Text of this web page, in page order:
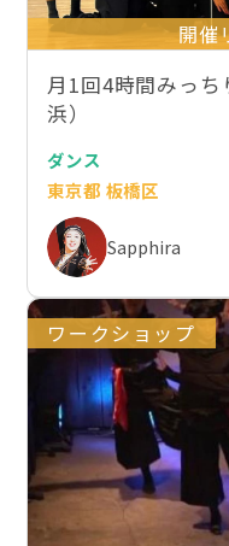
開催
月1回4時間みっ
浜）
ダンス
東京都 板橋区
Sapphira
ワークショップ